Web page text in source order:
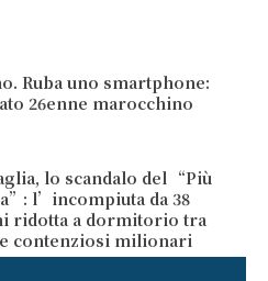
Ruba uno smartphone:
26enne marocchino
lo scandalo del “Più
l’incompiuta da 38
ridotta a dormitorio tra
contenziosi milionari